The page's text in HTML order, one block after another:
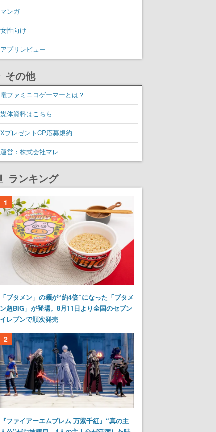
マンガ
女性向け
アプリレビュー
その他
電ファミニコゲーマーとは？
媒体資料はこちら
XプレゼントCP応募規約
運営：株式会社マレ
ランキング
1
「ブタメン」の麺が“約4倍”になった「ブタメ
ン超BIG」が登場。8月11日より全国のセブン
イレブンで順次発売
2
『ファイアーエムブレム 万紫千紅』“真の主